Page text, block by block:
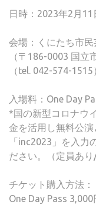
日時：2023年2月
会場：くにたち市
（〒186-0003 国立
（tel. 042-574-1515
入場料：One Day
*国の新型コロナウ
金を活用し無料公
「inc2023」を入力
ださい。（定員あり/
チケット購入方法：
One Day Pass